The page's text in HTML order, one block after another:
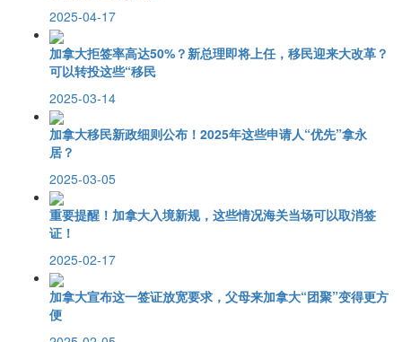
2025-04-17
加拿大拒签率高达50%？新总理即将上任，移民迎来大改革？
可以转投这些“移民
2025-03-14
加拿大移民新政细则公布！2025年这些申请人“优先”拿永
居？
2025-03-05
重要提醒！加拿大入境新规，这些情况海关当场可以取消签
证！
2025-02-17
加拿大宣布这一签证放宽要求，父母来加拿大“团聚”变得更方
便